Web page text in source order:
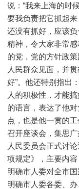
说：“我来上海的时
要我负责把它抓起
还没有抓好，应该
精神，令大家非常
的党，党的方针政
人民群众见面，并
好”。他还特别指出
人的积极性，才能
的语言，表达了他
点，也是他一贯的
召开座谈会，集思
人民委员会正式讨
项规定》，主要内
明确市人委对全市
明确市人委各委、